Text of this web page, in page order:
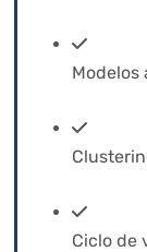
Ciclo de